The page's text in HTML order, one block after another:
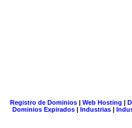
Registro de Dominios| Web Hosting |
Dominios Expirados | Industrias |